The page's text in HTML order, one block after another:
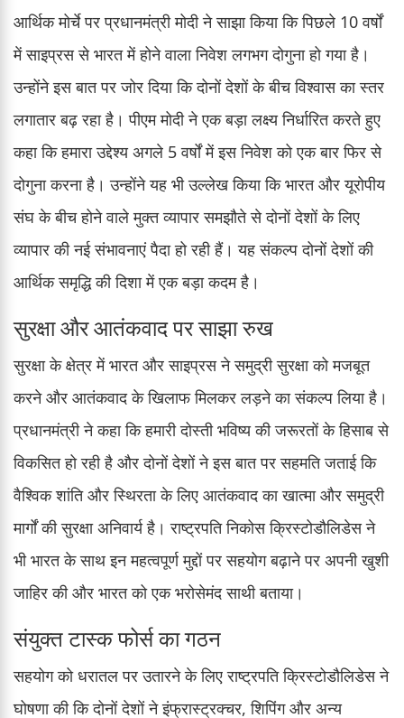
आर्थिक मोर्चे पर प्रधानमंत्री मोदी ने साझा किया कि पिछले 10 वर्षों
में साइप्रस से भारत में होने वाला निवेश लगभग दोगुना हो गया है।
उन्होंने इस बात पर जोर दिया कि दोनों देशों के बीच विश्वास का स्तर
लगातार बढ़ रहा है। पीएम मोदी ने एक बड़ा लक्ष्य निर्धारित करते हुए
कहा कि हमारा उद्देश्य अगले 5 वर्षों में इस निवेश को एक बार फिर से
दोगुना करना है। उन्होंने यह भी उल्लेख किया कि भारत और यूरोपीय
संघ के बीच होने वाले मुक्त व्यापार समझौते से दोनों देशों के लिए
व्यापार की नई संभावनाएं पैदा हो रही हैं। यह संकल्प दोनों देशों की
आर्थिक समृद्धि की दिशा में एक बड़ा कदम है।
सुरक्षा और आतंकवाद पर साझा रुख
सुरक्षा के क्षेत्र में भारत और साइप्रस ने समुद्री सुरक्षा को मजबूत
करने और आतंकवाद के खिलाफ मिलकर लड़ने का संकल्प लिया है।
प्रधानमंत्री ने कहा कि हमारी दोस्ती भविष्य की जरूरतों के हिसाब से
विकसित हो रही है और दोनों देशों ने इस बात पर सहमति जताई कि
वैश्विक शांति और स्थिरता के लिए आतंकवाद का खात्मा और समुद्री
मार्गों की सुरक्षा अनिवार्य है। राष्ट्रपति निकोस क्रिस्टोडौलिडेस ने
भी भारत के साथ इन महत्वपूर्ण मुद्दों पर सहयोग बढ़ाने पर अपनी खुशी
जाहिर की और भारत को एक भरोसेमंद साथी बताया।
संयुक्त टास्क फोर्स का गठन
सहयोग को धरातल पर उतारने के लिए राष्ट्रपति क्रिस्टोडौलिडेस ने
घोषणा की कि दोनों देशों ने इंफ्रास्ट्रक्चर, शिपिंग और अन्य